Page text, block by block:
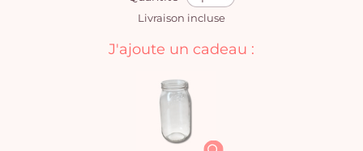
Livraison incluse
J'ajoute un cadeau :